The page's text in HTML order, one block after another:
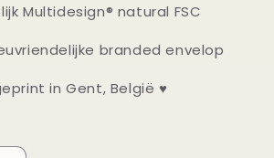
Multidesign® natural FSC
branded envelop
in Gent, België ♥